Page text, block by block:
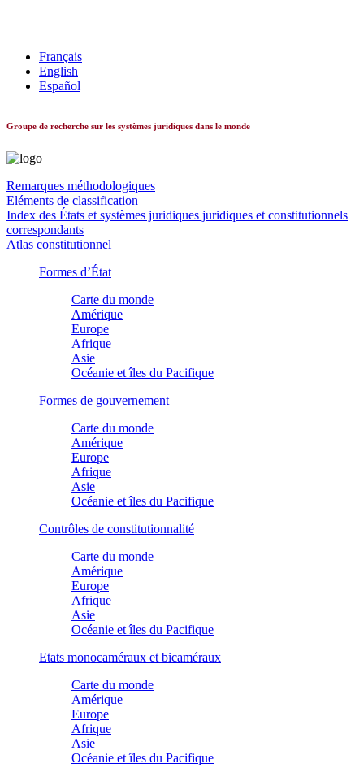
Français
English
Español
Groupe de recherche sur les systèmes juridiques dans le monde
Remarques méthodologiques
Eléments de classification
Index des États et systèmes juridiques juridiques et constitutionnels
correspondants
Atlas constitutionnel
Formes d’État
Carte du monde
Amérique
Europe
Afrique
Asie
Océanie et îles du Pacifique
Formes de gouvernement
Carte du monde
Amérique
Europe
Afrique
Asie
Océanie et îles du Pacifique
Contrôles de constitutionnalité
Carte du monde
Amérique
Europe
Afrique
Asie
Océanie et îles du Pacifique
Etats monocaméraux et bicaméraux
Carte du monde
Amérique
Europe
Afrique
Asie
Océanie et îles du Pacifique